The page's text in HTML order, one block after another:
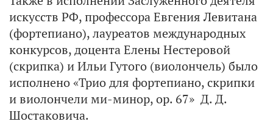
искусств РФ, профессора Евгения Левитана
(фортепиано), лауреатов международных
конкурсов, доцента Елены Нестеровой
(скрипка) и Ильи Гутого (виолончель) было
исполнено «Трио для фортепиано, скрипки
и виолончели ми-минор, op. 67» Д. Д.
Шостаковича.